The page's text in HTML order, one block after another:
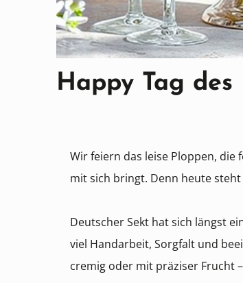
Happy Tag des
Wir feiern das leise Ploppen,
mit sich bringt. Denn heute
Deutscher Sekt hat sich längst
viel Handarbeit, Sorgfalt und
cremig oder mit präziser Frucht